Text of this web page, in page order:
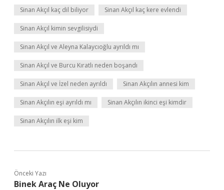
Sinan Akçıl kaç dil biliyor Sinan Akçıl kaç kere evlendi
Sinan Akçıl kimin sevgilisiydi
Sinan Akçıl ve Aleyna Kalaycıoğlu ayrıldı mı
Sinan Akçıl ve Burcu Kıratlı neden boşandı
Sinan Akçıl ve İzel neden ayrıldı Sinan Akçılın annesi kim
Sinan Akçılın eşi ayrıldı mı Sinan Akçılın ikinci eşi kimdir
Sinan Akçılın ilk eşi kim
Önceki Yazı
Binek Araç Ne Oluyor